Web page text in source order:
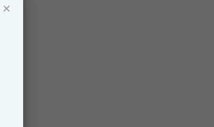
×